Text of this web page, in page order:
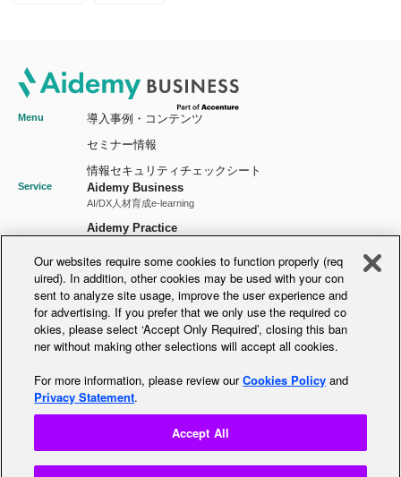
Menu
導入事例・コンテンツ
セミナー情報
情報セキュリティチェックシート
Service Aidemy Business
AI/DX人材育成e-learning
Aidemy Practice
Aidemy GX
GX人材育成プラットフォーム
DPAS
DX推進力の可視化アセスメント
プライバシーポリシー
個人情報の保護に関する基本方針
推奨環境のご案内
Our websites require some cookies to function properly (req
uired). In addition, other cookies may be used with your con
sent to analyze site usage, improve the user experience and
for advertising. If you prefer that we only use the required co
okies, please select ‘Accept Only Required’, closing this ban
ner without making other selections will accept all cookies.
For more information, please review ourCookies Policy and
Privacy Statement.
Accept All